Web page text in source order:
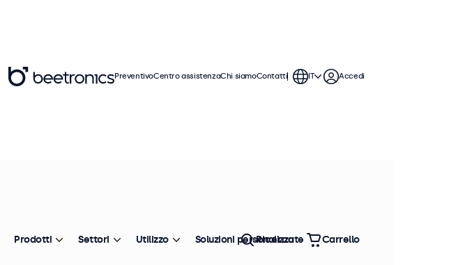
PreventivoCentro assistenzaChi siamoContatti IT Accedi
Prodotti Settori Utilizzo Soluzioni personalizzate
Ricerca Carrello